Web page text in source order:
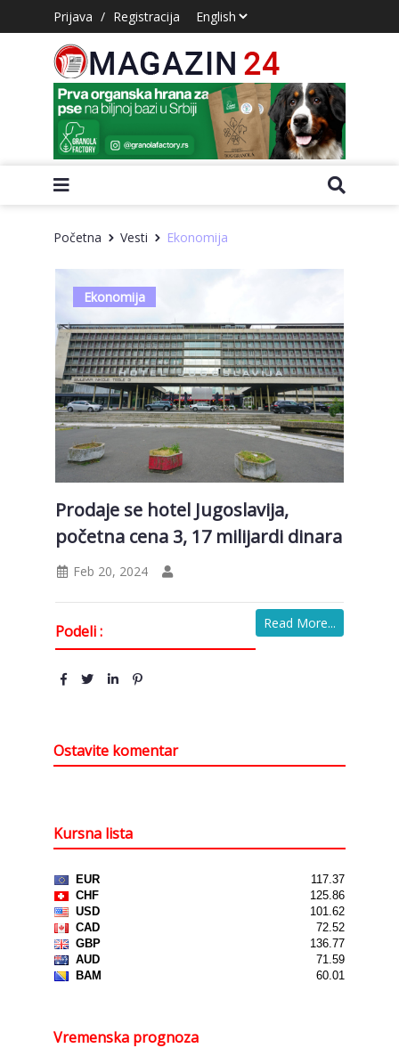
Prijava / Registracija
Početna Vesti Ekonomija
Ekonomija
Prodaje se hotel Jugoslavija,
početna cena 3, 17 milijardi dinara
Feb 20, 2024
Read More...
Podeli :
Ostavite komentar
Kursna lista
Vremenska prognoza